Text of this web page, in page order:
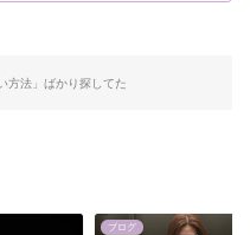
方法」ばかり探してた
ブログ